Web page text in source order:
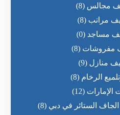
مجالس (8)
مراتب (8)
مساجد (0)
مفروشات (8)
منازل (9)
الرخام (8)
الإمارات (12)
الستائر في دبي (8)